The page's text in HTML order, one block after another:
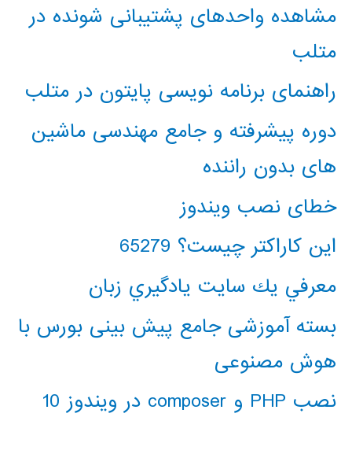
مشاهده واحدهای پشتیبانی شونده در
متلب
راهنمای برنامه نویسی پایتون در متلب
دوره پیشرفته و جامع مهندسی ماشین
های بدون راننده
خطای نصب ویندوز
این کاراکتر چیست؟ 65279
معرفي يك سايت يادگيري زبان
بسته آموزشی جامع پیش بینی بورس با
هوش مصنوعی
نصب PHP و composer در ویندوز 10